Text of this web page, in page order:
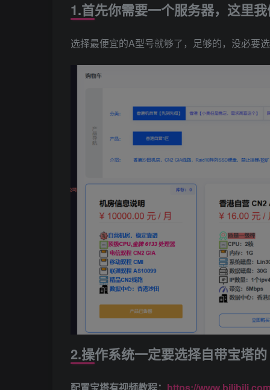
1.首先你需要一个服务器，这里
选择最便宜的A型号就够了，足够的，没必要
2.操作系统一定要选择自带宝塔的